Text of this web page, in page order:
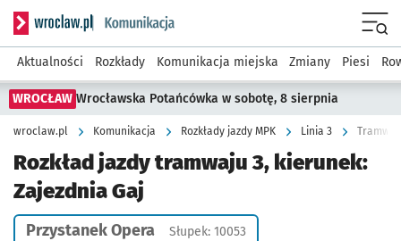
Serwis informacyjny wroclaw.pl podserwis: Komunikacja
Aktualności Rozkłady Komunikacja miejska Zmiany Piesi
WROCŁAW Wrocławska Potańcówka w sobotę, 8 sierpnia
wroclaw.pl Komunikacja Rozkłady jazdy MPK Linia 3
Rozkład jazdy tramwaju 3, kierunek:
Zajezdnia Gaj
Przystanek Opera Słupek: 10053